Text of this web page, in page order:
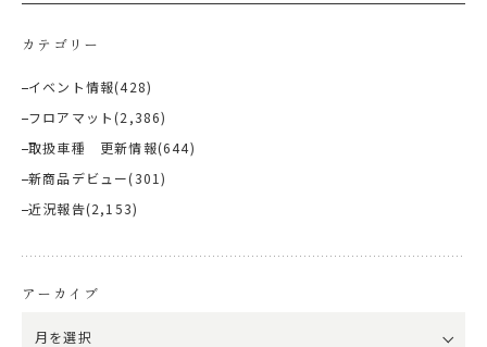
カテゴリー
イベント情報(428)
フロアマット (2,386)
取扱車種 更新情報(644)
新商品デビュー(301)
近況報告(2,153)
アーカイブ